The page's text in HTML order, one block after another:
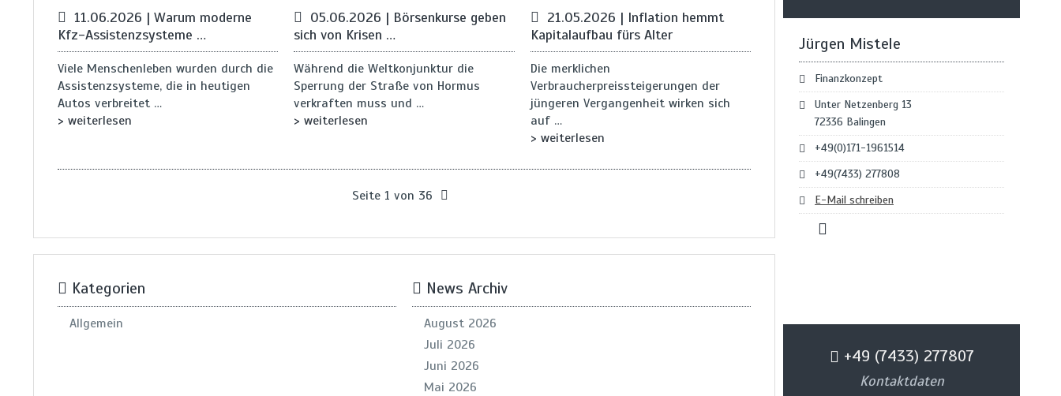
Jürgen Mistele
Finanzkonzept
Unter Netzenberg 13
72336 Balingen
+49(0)171-1961514
+49(7433) 277808
E-Mail schreiben
+49 (7433) 277807
Kontaktdaten
11.06.2026 | Warum moderne
Kfz-Assistenzsysteme …
Viele Menschenleben wurden durch die
Assistenzsysteme, die in heutigen
Autos verbreitet …
> weiterlesen
05.06.2026 | Börsenkurse geben
sich von Krisen …
Während die Weltkonjunktur die
Sperrung der Straße von Hormus
verkraften muss und …
> weiterlesen
21.05.2026 | Inflation hemmt
Kapitalaufbau fürs Alter
Die merklichen
Verbraucherpreissteigerungen der
jüngeren Vergangenheit wirken sich
auf …
> weiterlesen
Seite 1 von 36
Kategorien
Allgemein
News Archiv
August 2026
Juli 2026
Juni 2026
Mai 2026